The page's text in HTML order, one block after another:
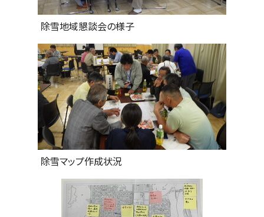
除雪地域懇談会の様子
除雪マップ作成状況